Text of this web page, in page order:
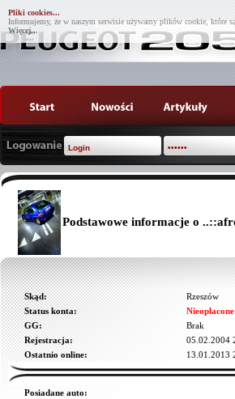
Pliki cookies...
Informujemy, że w naszym serwisie używamy plików cookie, które
Więcej...
Podstawowe informacje o
Skąd:
Rzeszów
Status konta:
Nieopłacone
GG:
Brak
Rejestracja:
05.02.2004
Ostatnio online:
13.01.2013
Posiadane auto: